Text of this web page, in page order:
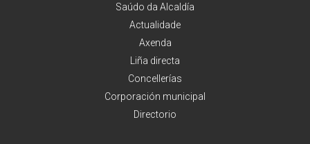
Saúdo da Alcaldía
Actualidade
Axenda
Liña directa
Concellerías
Corporación municipal
Directorio